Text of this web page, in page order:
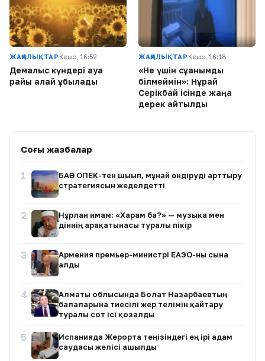
ЖАҢАЛЫҚТАР Кеше, 16:52
Демалыс күндері ауа
райы қалай құбылады
ЖАҢАЛЫҚТАР Кеше, 16:18
«Не үшін сұққанымды
білмеймін»: Нұрай
Серікбай ісінде жаңа
дерек айтылды
Соңғы жазбалар
1
БАӘ ОПЕК-тен шығып, мұнай өндіруді арттыру
стратегиясын жеделдетті
2
Нұрлан имам: «Харам ба?» — музыка мен
діннің арақатынасы туралы пікір
3
Армения премьер-министрі ЕАЭО-ны сынға
алды
4
Алматы облысында Болат Назарбаевтың
балаларына тиесілі жер телімін қайтару
туралы сот ісі қозғалды
5
Испанияда Жерорта теңізіндегі ең ірі адам
саудасы желісі ашылды